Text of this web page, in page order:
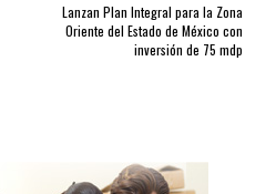
Lanzan Plan Integral para la Zona
Oriente del Estado de México con
inversión de 75 mdp